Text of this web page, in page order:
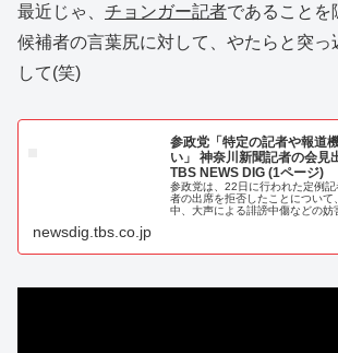
最近じゃ、 チョンガー記者であることを
候補者の言葉尻に対して、やたらと突っ
して(笑)
参政党「特定の記者や報道
い」 神奈川新聞記者の会見
TBS NEWS DIG (1ページ)
参政党は、22日に行われた定例
者の出席を拒否したことについて
中、大声による誹謗中傷などの妨
newsdig.tbs.co.jp